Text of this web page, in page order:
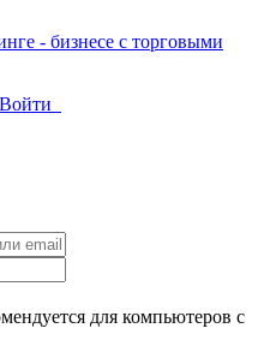
для компьютеров с